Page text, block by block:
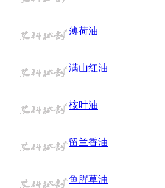
薄荷油
满山红油
桉叶油
留兰香油
鱼腥草油